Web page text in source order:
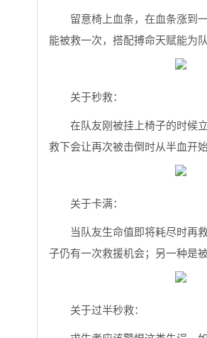
留意椅上血条，在血条涨到
能被救一次，搭配搏命天赋能为
关于秒救：
在队友刚被挂上椅子的时候
救下会让再次被击倒时从半血开
关于卡满：
当队友生命值即将耗尽时再
子仍有一次救援机会；另一种是
关于过半秒救：